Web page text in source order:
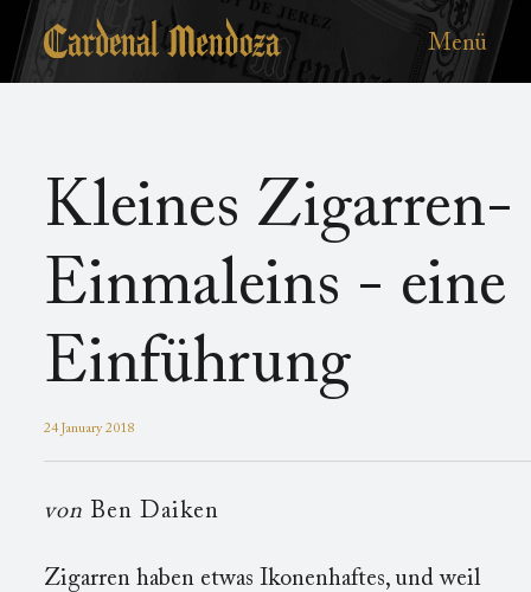
Zum
Hauptinhalt
Kleines Zigarren-
Einmaleins - eine
Einführung
24 January 2018
von Ben Daiken
Zigarren haben etwas Ikonenhaftes, und weil
Menü
Main
menu